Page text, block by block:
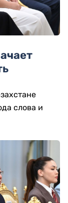
слова и